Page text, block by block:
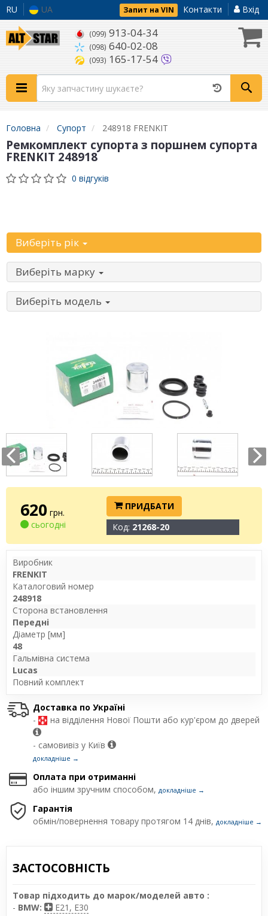
RU UA Запит на VIN Контакти Вхід
(099) 913-04-34
(098) 640-02-08
(093) 165-17-54
Головна Супорт 248918 FRENKIT
Ремкомплект супорта з поршнем супорта
FRENKIT 248918
0 відгуків
Виберіть рік
Виберіть марку
Виберіть модель
620 грн.
сьогодні
ПРИДБАТИ
Код: 21268-20
Виробник
FRENKIT
Каталоговий номер
248918
Сторона встановлення
Передні
Діаметр [мм]
48
Гальмівна система
Lucas
Повний комплект
Доставка по Україні
-
на відділення Нової Пошти або кур'єром до дверей
- самовивіз у Київ
докладніше →
Оплата при отриманні
або іншим зручним способом, докладніше →
Гарантія
обмін/повернення товару протягом 14 днів, докладніше →
ЗАСТОСОВНІСТЬ
Товар підходить до марок/моделей авто :
- BMW:
E21, E30